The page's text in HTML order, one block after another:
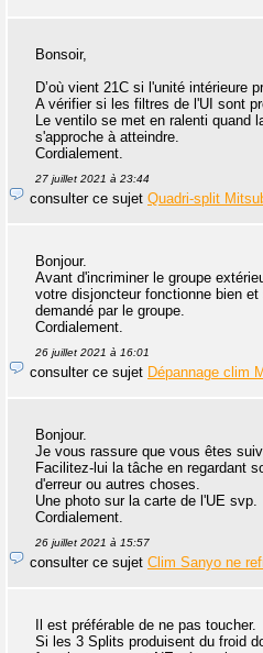
Bonsoir,
D’où vient 21C si l'unité intérieure
A vérifier si les filtres de l'UI sont
Le ventilo se met en ralenti quand
s'approche à atteindre.
Cordialement.
27 juillet 2021 à 23:44
consulter ce sujet Quadri-split
Bonjour.
Avant d'incriminer le groupe
votre disjoncteur fonctionne bien
demandé par le groupe.
Cordialement.
26 juillet 2021 à 16:01
consulter ce sujet Dépannage clim
Bonjour.
Je vous rassure que vous êtes
Facilitez-lui la tâche en regardant
d'erreur ou autres choses.
Une photo sur la carte de l'UE svp.
Cordialement.
26 juillet 2021 à 15:57
consulter ce sujet Clim Sanyo ne
Il est préférable de ne pas toucher.
Si les 3 Splits produisent du froid